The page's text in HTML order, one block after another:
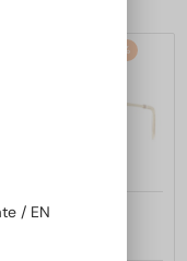
-22%
—Sonnenbrillen
/ EN